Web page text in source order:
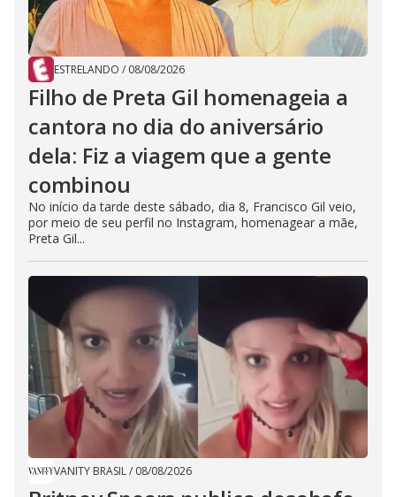
ESTRELANDO / 08/08/2026
Filho de Preta Gil homenageia a
cantora no dia do aniversário
dela: Fiz a viagem que a gente
combinou
No início da tarde deste sábado, dia 8, Francisco Gil veio,
por meio de seu perfil no Instagram, homenagear a mãe,
Preta Gil...
VANITY BRASIL/ 08/08/2026